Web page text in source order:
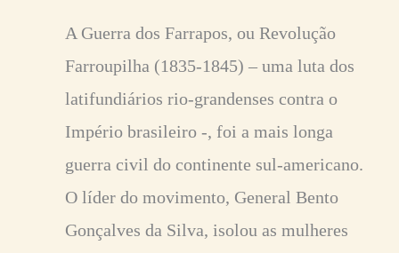
A Guerra dos Farrapos, ou Revolução
Farroupilha (1835-1845) – uma luta dos
latifundiários rio-grandenses contra o
Império brasileiro -, foi a mais longa
guerra civil do continente sul-americano.
O líder do movimento, General Bento
Gonçalves da Silva, isolou as mulheres